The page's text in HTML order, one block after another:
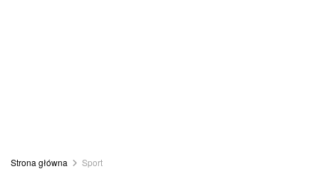
Strona główna Sport